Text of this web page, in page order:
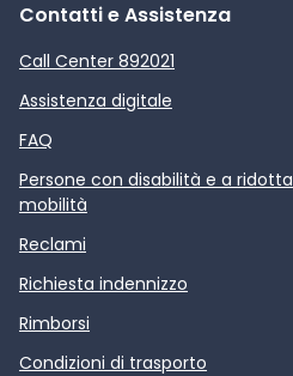
Contatti e Assistenza
Call Center 892021
Assistenza digitale
FAQ
Persone con disabilità e a ridotta
mobilità
Reclami
Richiesta indennizzo
Rimborsi
Condizioni di trasporto